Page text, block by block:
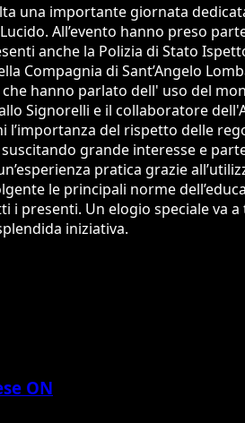
una importante giornata
All’evento hanno preso
anche la Polizia di Stato
Compagnia di Sant’Angelo
hanno parlato dell' uso del
Signorelli e il collaboratore
del rispetto delle
grande interesse e
pratica grazie
le principali norme
presenti. Un elogio speciale va
iniziativa.
ON